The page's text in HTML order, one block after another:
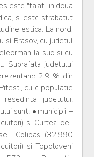
este "taiat" in doua
si este strabatut
estica. La nord,
si Brasov, cu judetul
la sud si cu
Suprafata judetului
2,9 % din
cu o populatie
judetului.
sunt: • municipii –
si Curtea-de-
– Colibasi (32.990
si Topoloveni